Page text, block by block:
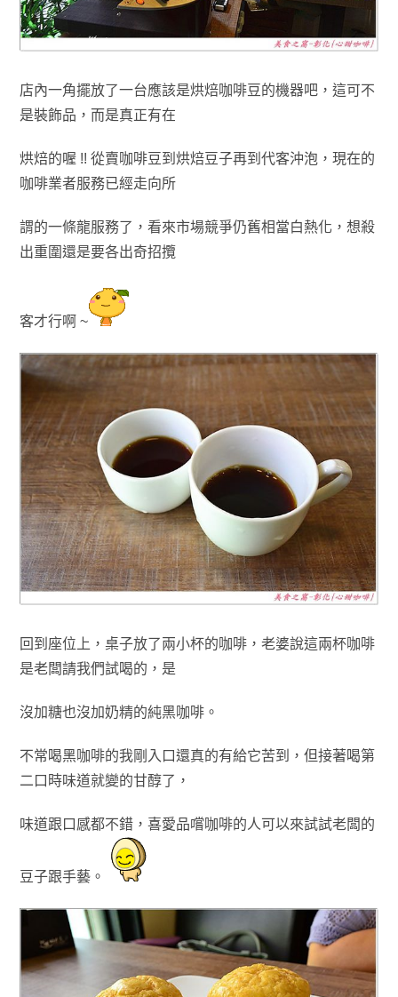
店內一角擺放了一台應該是烘焙咖啡豆的機器吧，這可不
是裝飾品 ，而是真正有在
烘焙的喔 !! 從賣咖啡豆到烘焙豆子再到代客沖泡 ，現在的
咖啡業者服務已經走向所
謂的一條龍服務了 ，看來市場競爭仍舊相當白熱化 ，想殺
出重圍還是要各出奇招攬
客才行啊 ~
回到座位上 ，桌子放了兩小杯的咖啡， 老婆說這兩杯咖啡
是老闆請我們試喝的，是
沒加糖也沒加奶精的純黑咖啡。
不常喝黑咖啡的我剛入口還真的有給它苦到 ，但接著喝第
二口時味道就變的甘醇了 ，
味道跟口感都不錯， 喜愛品嚐咖啡的人可以來試試老闆的
豆子跟手藝。